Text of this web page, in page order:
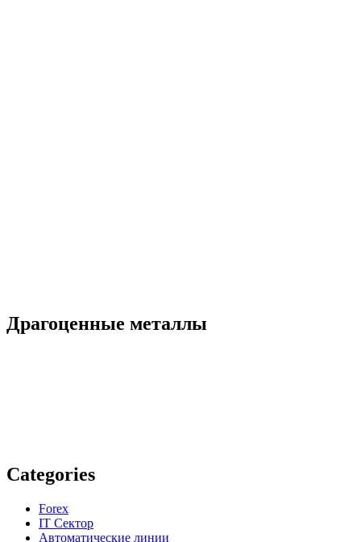
Драгоценные металлы
Categories
Forex
IT Сектор
Автоматические линии